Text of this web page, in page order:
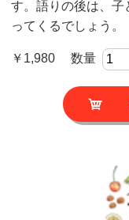
す。語りの後は、子
ってくるでしょう。
￥1,980 数量